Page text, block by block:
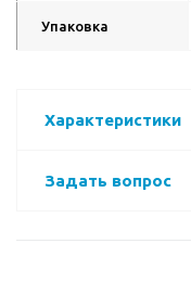
Упаковка
Характеристики
Задать вопрос